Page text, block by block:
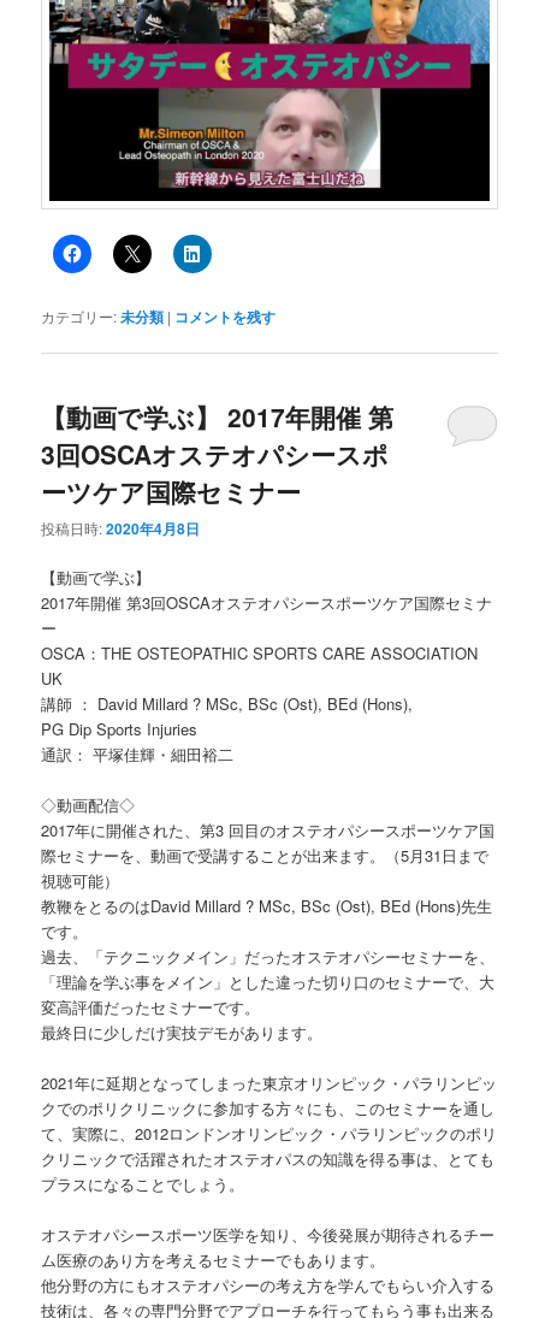
カテゴリー:未分類 | コメントを残す
【動画で学ぶ】 2017年開催 第
3回OSCAオステオパシースポ
ーツケア国際セミナー
投稿日時:2020年4月8日
【動画で学ぶ】
2017年開催 第3回OSCAオステオパシースポーツケア国際セミナ
ー
OSCA：THE OSTEOPATHIC SPORTS CARE ASSOCIATION
UK
講師 ： David Millard ? MSc, BSc (Ost), BEd (Hons),
PG Dip Sports Injuries
通訳： 平塚佳輝・細田裕二
◇動画配信◇
2017年に開催された、第3 回目のオステオパシースポーツケア国
際セミナーを、動画で受講することが出来ます。（5月31日まで
視聴可能）
教鞭をとるのはDavid Millard ? MSc, BSc (Ost), BEd (Hons)先生
です。
過去、「テクニックメイン」だったオステオパシーセミナーを、
「理論を学ぶ事をメイン」とした違った切り口のセミナーで、大
変高評価だったセミナーです。
最終日に少しだけ実技デモがあります。
2021年に延期となってしまった東京オリンピック・パラリンピッ
クでのポリクリニックに参加する方々にも、このセミナーを通し
て、実際に、2012ロンドンオリンピック・パラリンピックのポリ
クリニックで活躍されたオステオパスの知識を得る事は、とても
プラスになることでしょう。
オステオパシースポーツ医学を知り、今後発展が期待されるチー
ム医療のあり方を考えるセミナーでもあります。
他分野の方にもオステオパシーの考え方を学んでもらい介入する
技術は、各々の専門分野でアプローチを行ってもらう事も出来る